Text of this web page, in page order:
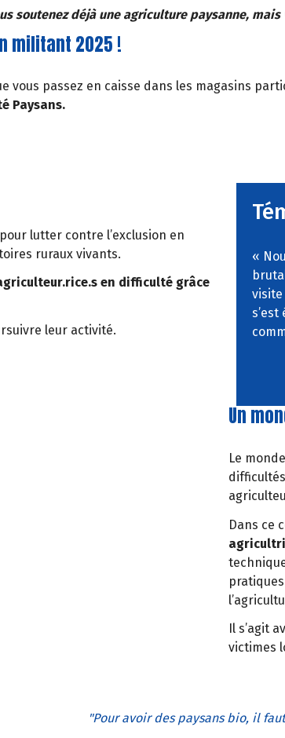
soutenez déjà une agriculture paysanne,
militant 2025 !
vous passez en caisse dans les magasins
Paysans.
lutter contre l’exclusion en
ruraux vivants.
en difficulté grâce
leur activité.
«
visite
Un
Le
Dans ce
Il s’agit
victimes
"Pour avoir des paysans bio, il